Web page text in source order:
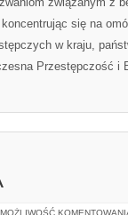
się na
w kraju,
Przestępczość i
MOŻLIWOŚĆ